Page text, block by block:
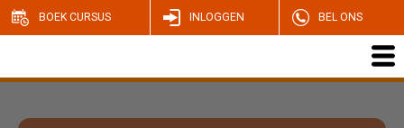
BOEK CURSUS INLOGGEN BEL ONS